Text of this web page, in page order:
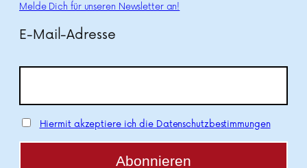
Melde Dich für unseren Newsletter an!
E-Mail-Adresse
Hiermit akzeptiere ich die Datenschutzbestimmungen